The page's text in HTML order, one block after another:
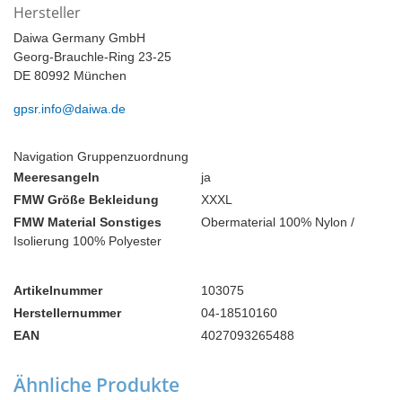
Hersteller
Daiwa Germany GmbH
Georg-Brauchle-Ring 23-25
DE 80992 München
gpsr.info@daiwa.de
Navigation Gruppenzuordnung
Meeresangeln
ja
FMW Größe Bekleidung
XXXL
FMW Material Sonstiges
Obermaterial 100% Nylon /
Isolierung 100% Polyester
Artikelnummer
103075
Herstellernummer
04-18510160
EAN
4027093265488
Ähnliche Produkte